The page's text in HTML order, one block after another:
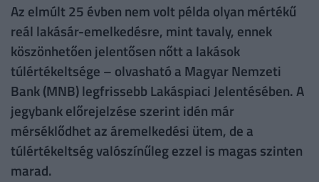
Az elmúlt 25 évben nem volt példa olyan mértékű
reál lakásár-emelkedésre, mint tavaly, ennek
köszönhetően jelentősen nőtt a lakások
túlértékeltsége – olvasható a Magyar Nemzeti
Bank (MNB) legfrissebb Lakáspiaci Jelentésében. A
jegybank előrejelzése szerint idén már
mérséklődhet az áremelkedési ütem, de a
túlértékeltség valószínűleg ezzel is magas szinten
marad.